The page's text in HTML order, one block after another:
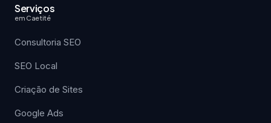
Serviços
em Caetité
Consultoria SEO
SEO Local
Criação de Sites
Google Ads